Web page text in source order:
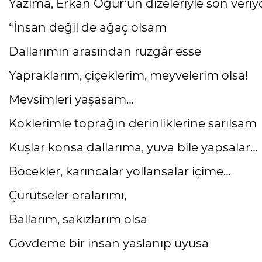
Yazıma, Erkan Oğur’un dizeleriyle son
“İnsan değil de ağaç olsam
Dallarımın arasından rüzgâr esse
Yapraklarım, çiçeklerim, meyvelerim olsa!
Mevsimleri yaşasam…
Köklerimle toprağın derinliklerine sarılsam
Kuşlar konsa dallarıma, yuva bile yapsalar…
Böcekler, karıncalar yollansalar içime…
Çürütseler oralarımı,
Ballarım, sakızlarım olsa
Gövdeme bir insan yaslanıp uyusa